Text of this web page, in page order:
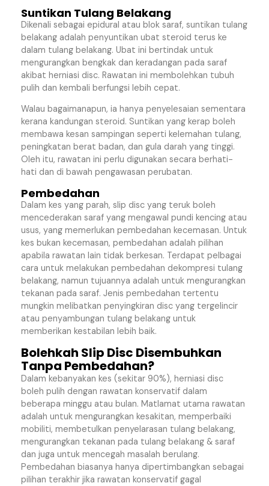
Suntikan Tulang Belakang
Dikenali sebagai epidural atau blok saraf, suntikan tulang
belakang adalah penyuntikan ubat steroid terus ke
dalam tulang belakang. Ubat ini bertindak untuk
mengurangkan bengkak dan keradangan pada saraf
akibat herniasi disc. Rawatan ini membolehkan tubuh
pulih dan kembali berfungsi lebih cepat.
Walau bagaimanapun, ia hanya penyelesaian sementara
kerana kandungan steroid. Suntikan yang kerap boleh
membawa kesan sampingan seperti kelemahan tulang,
peningkatan berat badan, dan gula darah yang tinggi.
Oleh itu, rawatan ini perlu digunakan secara berhati-
hati dan di bawah pengawasan perubatan.
Pembedahan
Dalam kes yang parah, slip disc yang teruk boleh
mencederakan saraf yang mengawal pundi kencing atau
usus, yang memerlukan pembedahan kecemasan. Untuk
kes bukan kecemasan, pembedahan adalah pilihan
apabila rawatan lain tidak berkesan. Terdapat pelbagai
cara untuk melakukan pembedahan dekompresi tulang
belakang, namun tujuannya adalah untuk mengurangkan
tekanan pada saraf. Jenis pembedahan tertentu
mungkin melibatkan penyingkiran disc yang tergelincir
atau penyambungan tulang belakang untuk
memberikan kestabilan lebih baik.
Bolehkah Slip Disc Disembuhkan
Tanpa Pembedahan?
Dalam kebanyakan kes (sekitar 90%), herniasi disc
boleh pulih dengan rawatan konservatif dalam
beberapa minggu atau bulan. Matlamat utama rawatan
adalah untuk mengurangkan kesakitan, memperbaiki
mobiliti, membetulkan penyelarasan tulang belakang,
mengurangkan tekanan pada tulang belakang & saraf
dan juga untuk mencegah masalah berulang.
Pembedahan biasanya hanya dipertimbangkan sebagai
pilihan terakhir jika rawatan konservatif gagal